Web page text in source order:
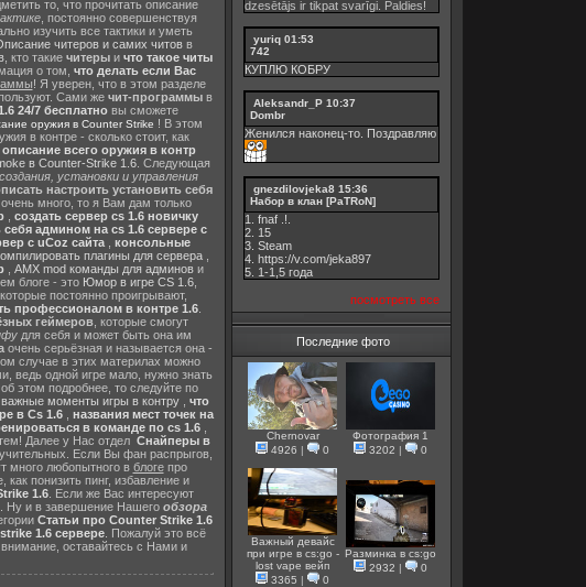
то, что прочитать описание
, постоянно совершенствуя
изучить все тактики и уметь
читеров и самих читов в
, кто такие читеры и что такое читы
о том, что делать если Вас
! Я уверен, что в этом разделе
Сами же чит-программыв
24/7 бесплатновы сможете
оружия в Counter Strike ! В этом
в контре - сколько стоит, как
описание всего оружия в контр
в Counter-Strike 1.6 . Следующая
создания, установки и управления
настроить установить себя
много, то я Вам дам только
создать сервер cs 1.6 новичку
себя админом на cs 1.6 сервере с
с uCoz сайта, консольные
плагины для сервера
, AMX mod команды для админови
блоге - это Юмор в игре CS 1.6
, которые постоянно проигрывают,
профессионалом в контре 1.6
геймеров , которые смогут
для себя и может быть она им
очень серьёзная и называется она -
случае в этих материлах можно
ведь одной игре мало, нужно знать
этом подробнее, то следуйте по
моменты игры в контру, что
в Cs 1.6
названия мест точек на
в команде по cs 1.6,
Далее у Нас отдел Снайперы в
Если Вы фан распрыгов,
много любопытного в блогепро
понизить пинг, избавление и
1.6 . Если же Вас интересуют
Ну и в завершение Нашего обзора
Статьи про Counter Strike 1.6
1.6 сервере. Пожалуй это всё
оставайтесь с Нами и
dzesētājs ir tikpat svarīgi. Paldies!
yuriq 01:53
742
КУПЛЮ КОБРУ
Aleksandr_P 10:37
Dombr
Женился наконец-то. Поздравляю
gnezdilovjeka8 15:36
Набор в клан [PaTRoN]
1. fnaf .!.
2. 15
3. Steam
4. https://v.com/jeka897
5. 1-1,5 годa
посмотреть все
Последние фото
Chernovar
4926 | 0
Фотография 1
3202 | 0
Важный девайс
при игре в cs:go -
lost vape вейп
3365 | 0
Разминка в cs:go
2932 | 0